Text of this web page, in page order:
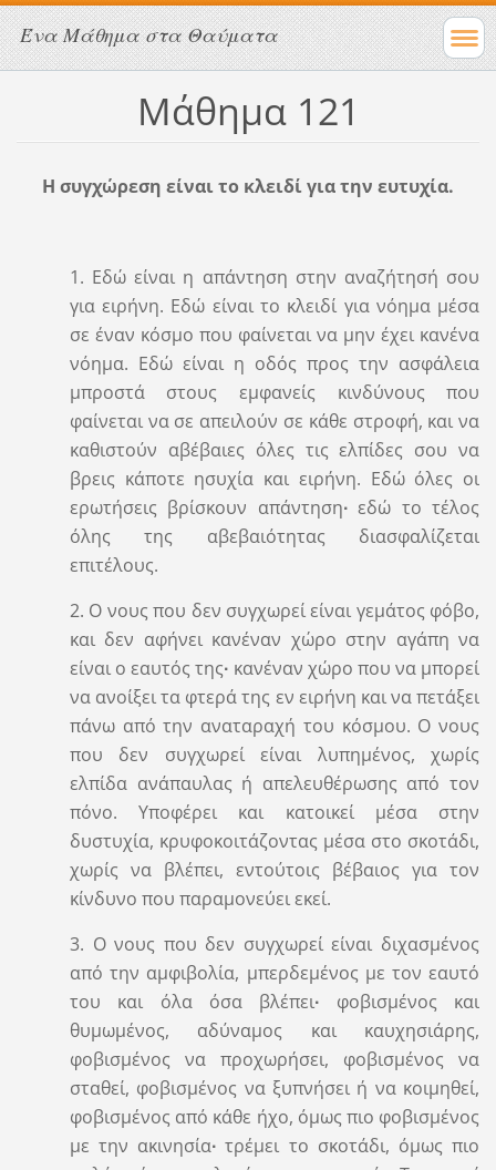
Ένα Μάθημα στα Θαύματα
Μάθημα 121
Η συγχώρεση είναι το κλειδί για την ευτυχία.
1. Εδώ είναι η απάντηση στην αναζήτησή σου
για ειρήνη. Εδώ είναι το κλειδί για νόημα μέσα
σε έναν κόσμο που φαίνεται να μην έχει κανένα
νόημα. Εδώ είναι η οδός προς την ασφάλεια
μπροστά στους εμφανείς κινδύνους που
φαίνεται να σε απειλούν σε κάθε στροφή, και να
καθιστούν αβέβαιες όλες τις ελπίδες σου να
βρεις κάποτε ησυχία και ειρήνη. Εδώ όλες οι
ερωτήσεις βρίσκουν απάντηση∙εδώ το τέλος
όλης της αβεβαιότητας διασφαλίζεται
επιτέλους.
2. Ο νους που δεν συγχωρεί είναι γεμάτος φόβο,
και δεν αφήνει κανέναν χώρο στην αγάπη να
είναι ο εαυτός της∙ κανέναν χώρο που να μπορεί
να ανοίξει τα φτερά της εν ειρήνη και να πετάξει
πάνω από την αναταραχή του κόσμου. Ο νους
που δεν συγχωρεί είναι λυπημένος, χωρίς
ελπίδα ανάπαυλας ή απελευθέρωσης από τον
πόνο. Υποφέρει και κατοικεί μέσα στην
δυστυχία, κρυφοκοιτάζοντας μέσα στο σκοτάδι,
χωρίς να βλέπει, εντούτοις βέβαιος για τον
κίνδυνο που παραμονεύει εκεί.
3. Ο νους που δεν συγχωρεί είναι διχασμένος
από την αμφιβολία, μπερδεμένος με τον εαυτό
του και όλα όσα βλέπει∙ φοβισμένος και
θυμωμένος, αδύναμος και καυχησιάρης,
φοβισμένος να προχωρήσει, φοβισμένος να
σταθεί, φοβισμένος να ξυπνήσει ή να κοιμηθεί,
φοβισμένος από κάθε ήχο, όμως πιο φοβισμένος
με την ακινησία∙ τρέμει το σκοτάδι, όμως πιο